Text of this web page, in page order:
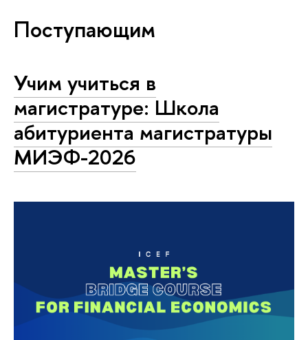
Поступающим
Учим учиться в
магистратуре: Школа
абитуриента магистратуры
МИЭФ-2026